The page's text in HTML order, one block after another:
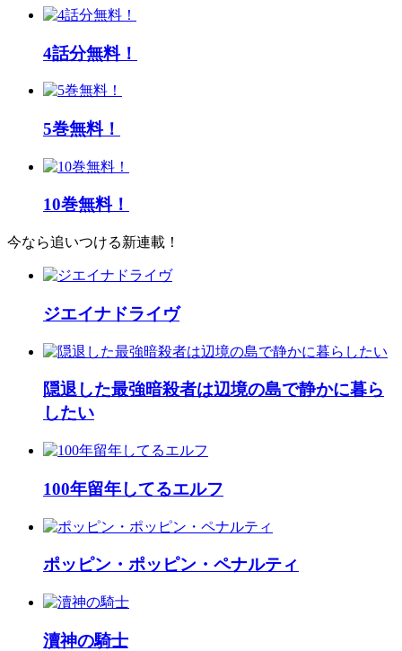
4話分無料！
5巻無料！
10巻無料！
今なら追いつける新連載！
ジエイナドライヴ
隠退した最強暗殺者は辺境の島で静かに暮ら
したい
100年留年してるエルフ
ポッピン・ポッピン・ペナルティ
瀆神の騎士